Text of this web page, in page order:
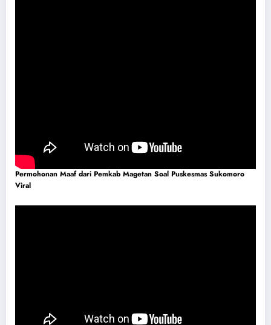
Permohonan Maaf dari Pemkab Magetan Soal Puskesmas Sukomoro
Viral